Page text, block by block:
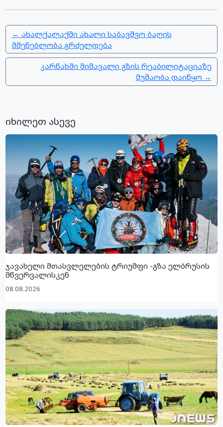
← ახალქალაქში ახალი საბავშვო ბაღის
მშენებლობა გრძელდება
კარწახში მიმავალი გზის რეაბილიტაციაზე
მუშაობა დაიწყო →
იხილეთ ასევე
ჯავახელი მთასვლელების ტრიუმფი -გზა ელბრუსის
მწვერვალისკენ
08.08.2026